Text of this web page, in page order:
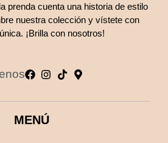
prenda cuenta una historia de estilo
nuestra colección y vístete con
¡Brilla con nosotros!
MENÚ